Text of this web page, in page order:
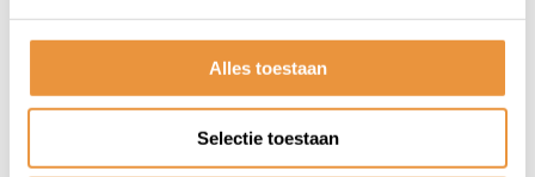
Alles toestaan
Selectie toestaan
Algemene voorwaarden Disclaimer
Privacy
Policy
Sitemap